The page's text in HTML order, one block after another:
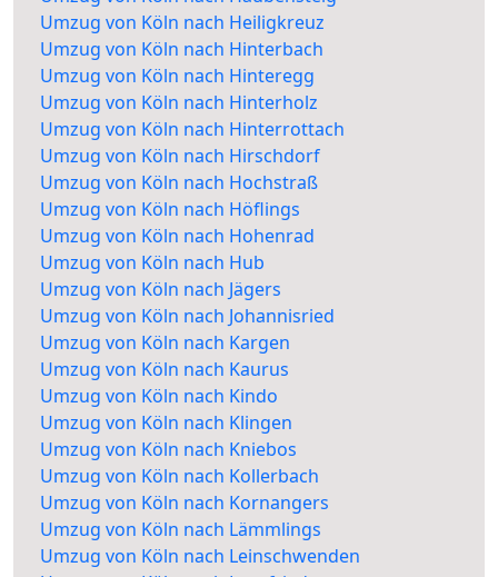
Umzug von Köln nach Heiligkreuz
Umzug von Köln nach Hinterbach
Umzug von Köln nach Hinteregg
Umzug von Köln nach Hinterholz
Umzug von Köln nach Hinterrottach
Umzug von Köln nach Hirschdorf
Umzug von Köln nach Hochstraß
Umzug von Köln nach Höflings
Umzug von Köln nach Hohenrad
Umzug von Köln nach Hub
Umzug von Köln nach Jägers
Umzug von Köln nach Johannisried
Umzug von Köln nach Kargen
Umzug von Köln nach Kaurus
Umzug von Köln nach Kindo
Umzug von Köln nach Klingen
Umzug von Köln nach Kniebos
Umzug von Köln nach Kollerbach
Umzug von Köln nach Kornangers
Umzug von Köln nach Lämmlings
Umzug von Köln nach Leinschwenden